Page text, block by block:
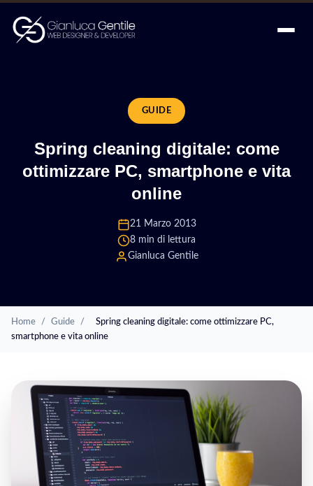
GUIDE
Spring cleaning digitale: come
ottimizzare PC, smartphone e vita
online
21 Marzo 2013
8 min di lettura
Gianluca Gentile
Home / Guide /
Spring cleaning digitale: come ottimizzare PC,
smartphone e vita online